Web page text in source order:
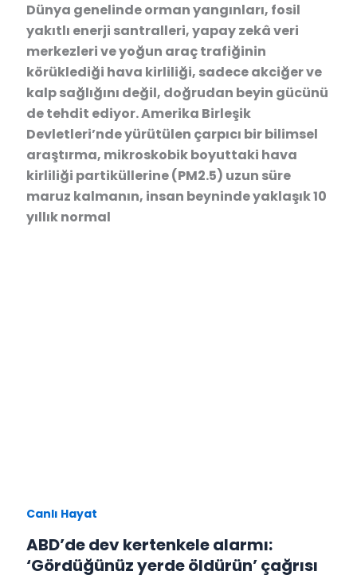
Dünya genelinde orman yangınları, fosil
yakıtlı enerji santralleri, yapay zekâ veri
merkezleri ve yoğun araç trafiğinin
körüklediği hava kirliliği, sadece akciğer ve
kalp sağlığını değil, doğrudan beyin gücünü
de tehdit ediyor. Amerika Birleşik
Devletleri’nde yürütülen çarpıcı bir bilimsel
araştırma, mikroskobik boyuttaki hava
kirliliği partiküllerine (PM2.5) uzun süre
maruz kalmanın, insan beyninde yaklaşık 10
yıllık normal
Canlı Hayat
ABD’de dev kertenkele alarmı:
‘Gördüğünüz yerde öldürün’ çağrısı